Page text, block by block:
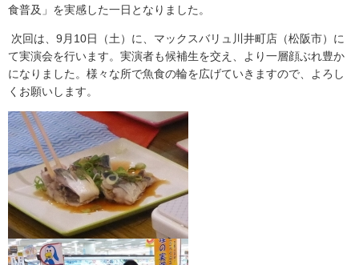
食普及」を実感した一日となりました。
次回は、9月10日（土）に、マックスバリュ川井町店（松阪市）に
て実演会を行います。実演者も候補生を交え、より一層顔ぶれ豊か
になりました。様々な所で魚食の輪を広げていきますので、よろし
くお願いします。